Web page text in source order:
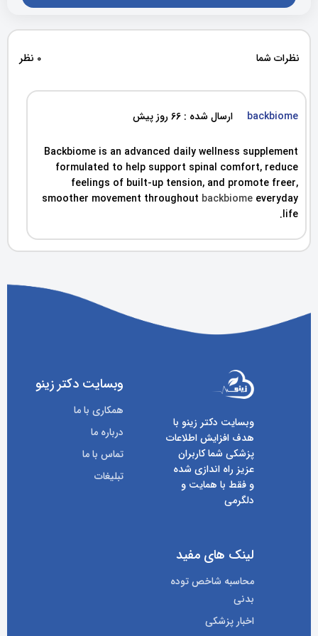
نظرات شما 0 نظر
backbiome ارسال شده : 66 روز پیش
Backbiome is an advanced daily wellness supplement
formulated to help support spinal comfort, reduce
feelings of built-up tension, and promote freer,
smoother movement throughout backbiome everyday
life.
وبسایت دکتر زینو با
هدف افزایش اطلاعات
پزشکی شما کاربران
عزیز راه اندازی شده
و فقط با همایت و
دلگرمی
وبسایت دکتر زینو
همکاری با ما
درباره ما
تماس با ما
تبلیغات
لینک های مفید
محاسبه شاخص توده
بدنی
اخبار پزشکی